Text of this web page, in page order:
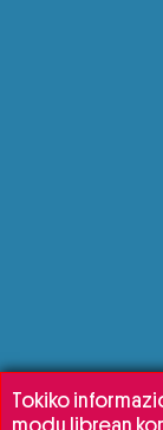
Tokiko
modu librean